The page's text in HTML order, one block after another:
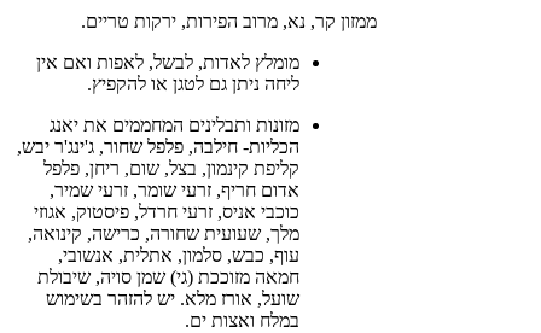
ממזון קר, נא, מרוב הפירות, ירקות טריים.
מומלץ לאדות, לבשל, לאפות ואם אין
ליחה ניתן גם לטגן או להקפיץ.
מזונות ותבלינים המחממים את יאנג
הכליות- חילבה, פלפל שחור, ג'ינג'ר יבש,
קליפת קינמון, בצל, שום, ריחן, פלפל
אדום חריף, זרעי שומר, זרעי שמיר,
כוכבי אניס, זרעי חרדל, פיסטוק, אגוזי
מלך, שעועית שחורה, כרישה, קינואה,
עוף, כבש, סלמון, אתלית, אנשובי,
חמאה מזוככת (גי) שמן סויה, שיבולת
שועל, אורז מלא. יש להזהר בשימוש
במלח ואצות ים.